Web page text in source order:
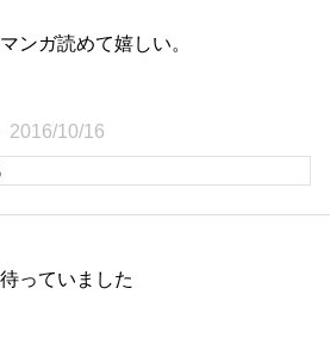
ンガ読めて嬉しい。
2016/10/16
っていました